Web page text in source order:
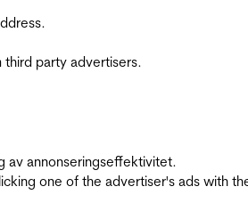
third party advertisers.
av annonseringseffektivitet.
one of the advertiser's ads with